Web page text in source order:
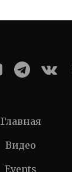
Главная
Видео
Events